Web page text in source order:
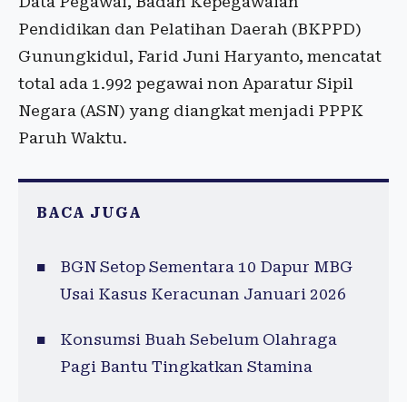
Pendidikan dan Pelatihan Daerah (BKPPD)
Gunungkidul, Farid Juni Haryanto, mencatat
total ada 1.992 pegawai non Aparatur Sipil
Negara (ASN) yang diangkat menjadi PPPK
Paruh Waktu.
BACA JUGA
BGN Setop Sementara 10 Dapur MBG
Usai Kasus Keracunan Januari 2026
Konsumsi Buah Sebelum Olahraga
Pagi Bantu Tingkatkan Stamina